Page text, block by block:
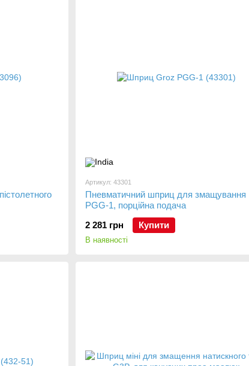
Артикул: 43301
Пневматичний шприц для змащування
PGG-1, порційна подача
2 281 грн
Купити
В наявності